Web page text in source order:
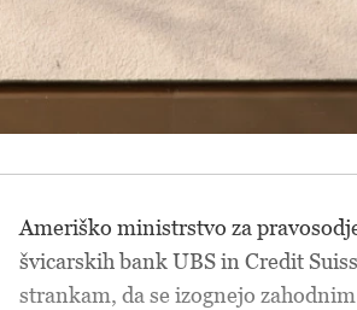
Ameriško ministrstvo za
švicarskih bank UBS in Credit
strankam, da se izognejo